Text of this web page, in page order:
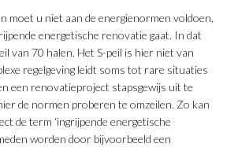
moet u niet aan de energienormen voldoen,
energetische renovatie gaat. In dat
van 70 halen. Het S-peil is hier niet van
regelgeving leidt soms tot rare situaties
een renovatieproject stapsgewijs uit te
de normen proberen te omzeilen. Zo kan
de term ‘ingrijpende energetische
worden door bijvoorbeeld een